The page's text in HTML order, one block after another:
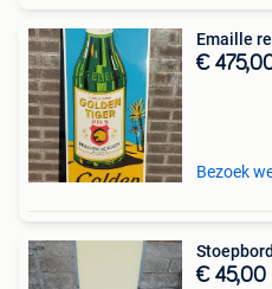
Emaille
€
Bezoek
€ 45,00